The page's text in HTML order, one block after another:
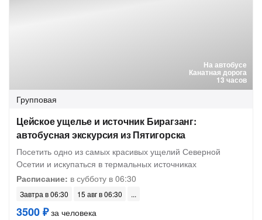
На автобусе
Канатная дорога
13 часов
Групповая
Цейское ущелье и источник Бирагзанг:
автобусная экскурсия из Пятигорска
Посетить одно из самых красивых ущелий Северной
Осетии и искупаться в термальных источниках
Расписание: в субботу в 06:30
Завтра в 06:30 15 авг в 06:30
3500 ₽за человека